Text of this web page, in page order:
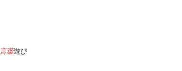
言葉遊び